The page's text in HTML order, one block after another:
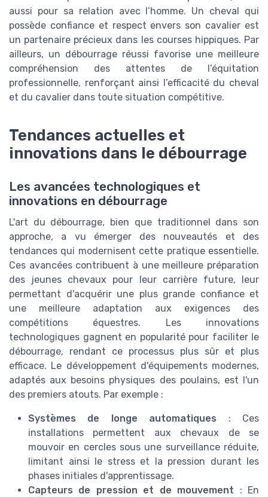
aussi pour sa relation avec l’homme. Un cheval qui
possède confiance et respect envers son cavalier est
un partenaire précieux dans les courses hippiques. Par
ailleurs, un débourrage réussi favorise une meilleure
compréhension des attentes de l’équitation
professionnelle, renforçant ainsi l’efficacité du cheval
et du cavalier dans toute situation compétitive.
Tendances actuelles et
innovations dans le débourrage
Les avancées technologiques et
innovations en débourrage
L'art du débourrage, bien que traditionnel dans son
approche, a vu émerger des nouveautés et des
tendances qui modernisent cette pratique essentielle.
Ces avancées contribuent à une meilleure préparation
des jeunes chevaux pour leur carrière future, leur
permettant d'acquérir une plus grande confiance et
une meilleure adaptation aux exigences des
compétitions équestres. Les innovations
technologiques gagnent en popularité pour faciliter le
débourrage, rendant ce processus plus sûr et plus
efficace. Le développement d'équipements modernes,
adaptés aux besoins physiques des poulains, est l'un
des premiers atouts. Par exemple :
Systèmes de longe automatiques : Ces
installations permettent aux chevaux de se
mouvoir en cercles sous une surveillance réduite,
limitant ainsi le stress et la pression durant les
phases initiales d'apprentissage.
Capteurs de pression et de mouvement : En